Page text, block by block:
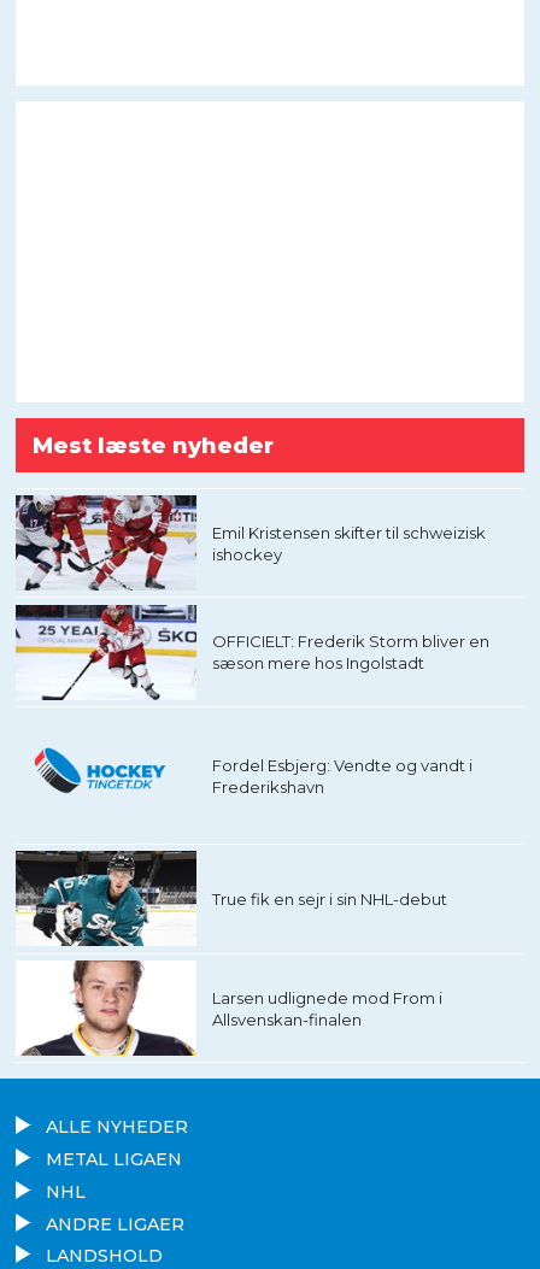
Mest læste nyheder
Emil Kristensen skifter til schweizisk
ishockey
OFFICIELT: Frederik Storm bliver en
sæson mere hos Ingolstadt
Fordel Esbjerg: Vendte og vandt i
Frederikshavn
True fik en sejr i sin NHL-debut
Larsen udlignede mod From i
Allsvenskan-finalen
ALLE NYHEDER
METAL LIGAEN
NHL
ANDRE LIGAER
LANDSHOLD